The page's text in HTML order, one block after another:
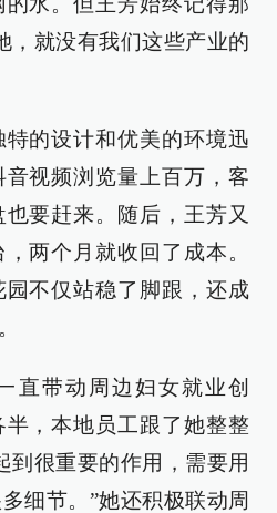
，就没有我们这些产业的
的设计和优美的环境迅
视频浏览量上百万，客
要赶来。随后，王芳又
两个月就收回了成本。
不仅站稳了脚跟，还成
直带动周边妇女就业创
，本地员工跟了她整整
到很重要的作用，需要用
细节。”她还积极联动周